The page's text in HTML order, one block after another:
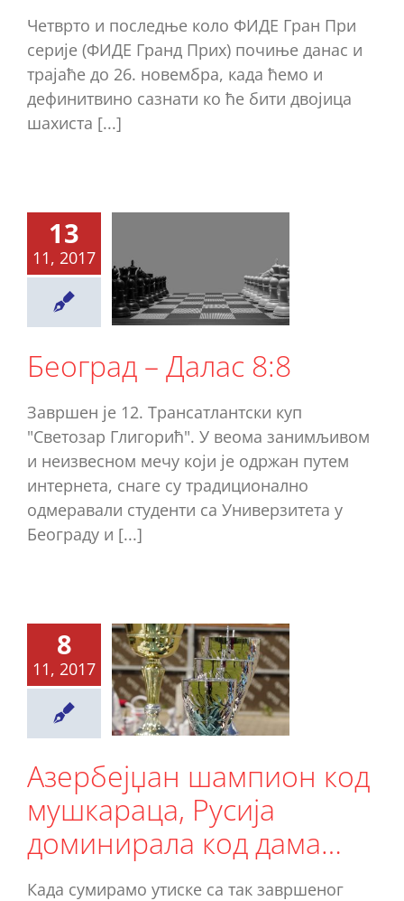
Четврто и последње коло ФИДЕ Гран При
серије (ФИДЕ Гранд Приx) почиње данас и
трајаће до 26. новембра, када ћемо и
дефинитвино сазнати ко ће бити двојица
шахиста [...]
13
11, 2017
–
8:8
Београд – Далас 8:8
Завршен је 12. Трансатлантски куп
"Светозар Глигорић". У веома занимљивом
и неизвесном мечу који је одржан путем
интернета, снаге су традиционално
одмеравали студенти са Универзитета у
Београду и [...]
8
11, 2017
код
дама…
Ново
Азербејџан шампион код
мушкараца, Русија
доминирала код дама…
Када сумирамо утиске са так завршеног